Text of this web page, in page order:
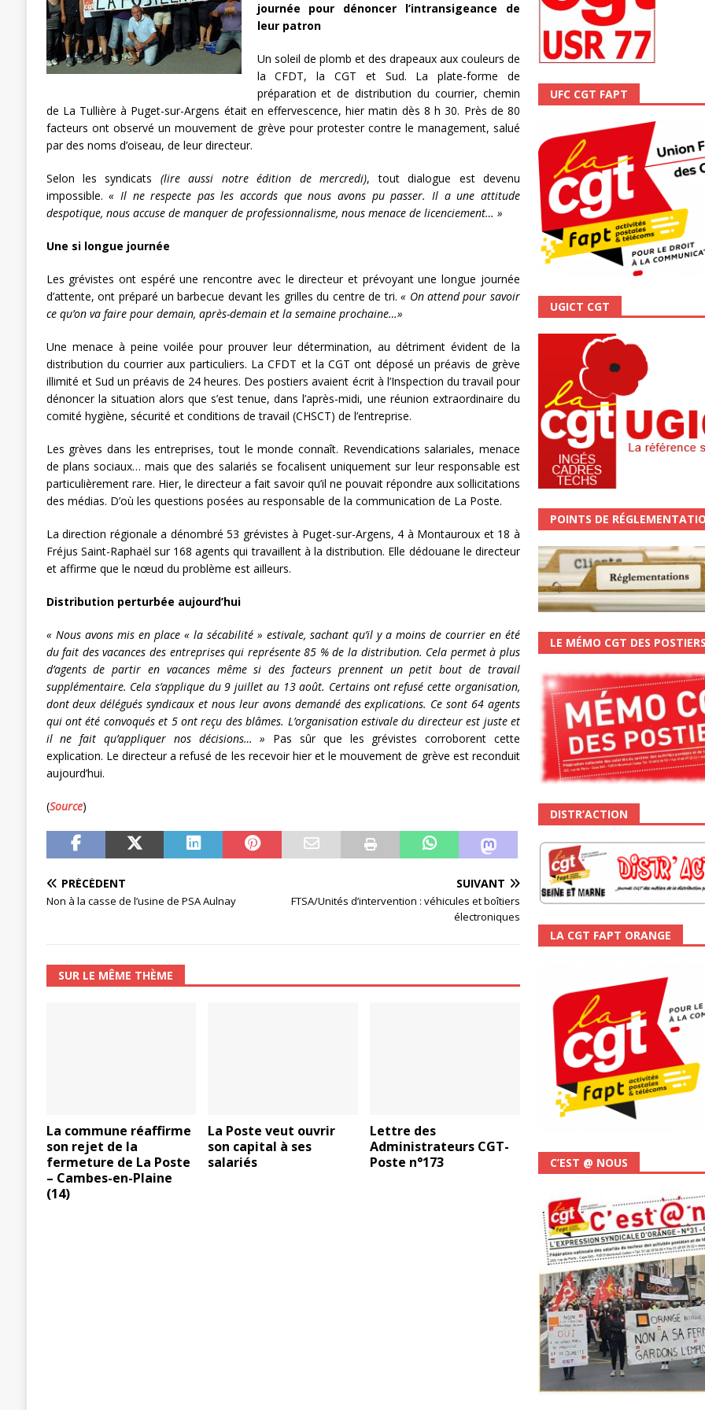
[ 3 janvier 2024 ] Chronopost: Chronoscope n°111 – Janvier 2024 ACTUALITÉ
journée pour dénoncer l’intransigeance de
leur patron
Un soleil de plomb et des drapeaux aux couleurs de
la CFDT, la CGT et Sud. La plate-forme de
préparation et de distribution du courrier, chemin
de La Tullière à Puget-sur-Argens était en effervescence, hier matin dès 8 h 30. Près de 80
facteurs ont observé un mouvement de grève pour protester contre le management, salué
par des noms d’oiseau, de leur directeur.
Selon les syndicats (lire aussi notre édition de mercredi), tout dialogue est devenu
impossible.« Il ne respecte pas les accords que nous avons pu passer. Il a une attitude
despotique, nous accuse de manquer de professionnalisme, nous menace de licenciement… »
Une si longue journée
Les grévistes ont espéré une rencontre avec le directeur et prévoyant une longue journée
d’attente, ont préparé un barbecue devant les grilles du centre de tri.« On attend pour savoir
ce qu’on va faire pour demain, après-demain et la semaine prochaine…»
Une menace à peine voilée pour prouver leur détermination, au détriment évident de la
distribution du courrier aux particuliers. La CFDT et la CGT ont déposé un préavis de grève
illimité et Sud un préavis de 24 heures. Des postiers avaient écrit à l’Inspection du travail pour
dénoncer la situation alors que s’est tenue, dans l’après-midi, une réunion extraordinaire du
comité hygiène, sécurité et conditions de travail (CHSCT) de l’entreprise.
Les grèves dans les entreprises, tout le monde connaît. Revendications salariales, menace
de plans sociaux… mais que des salariés se focalisent uniquement sur leur responsable est
particulièrement rare. Hier, le directeur a fait savoir qu’il ne pouvait répondre aux sollicitations
des médias. D’où les questions posées au responsable de la communication de La Poste.
La direction régionale a dénombré 53 grévistes à Puget-sur-Argens, 4 à Montauroux et 18 à
Fréjus Saint-Raphaël sur 168 agents qui travaillent à la distribution. Elle dédouane le directeur
et affirme que le nœud du problème est ailleurs.
Distribution perturbée aujourd’hui
« Nous avons mis en place « la sécabilité » estivale, sachant qu’il y a moins de courrier en été
du fait des vacances des entreprises qui représente 85 % de la distribution. Cela permet à plus
d’agents de partir en vacances même si des facteurs prennent un petit bout de travail
supplémentaire. Cela s’applique du 9 juillet au 13 août. Certains ont refusé cette organisation,
dont deux délégués syndicaux et nous leur avons demandé des explications. Ce sont 64 agents
qui ont été convoqués et 5 ont reçu des blâmes. L’organisation estivale du directeur est juste et
il ne fait qu’appliquer nos décisions… » Pas sûr que les grévistes corroborent cette
explication. Le directeur a refusé de les recevoir hier et le mouvement de grève est reconduit
aujourd’hui.
(Source)
PRÉCÉDENT
Non à la casse de l’usine de PSA Aulnay
SUIVANT
FTSA/Unités d’intervention : véhicules et boîtiers
électroniques
SUR LE MÊME THÈME
La commune réaffirme
son rejet de la
fermeture de La Poste
– Cambes-en-Plaine
(14)
La Poste veut ouvrir
son capital à ses
salariés
Lettre des
Administrateurs CGT-
Poste n°173
UFC CGT FAPT
UGICT CGT
POINTS DE
LE MÉMO CGT DES
DISTR’ACTION
LA CGT FAPT ORANGE
C’EST @ NOUS